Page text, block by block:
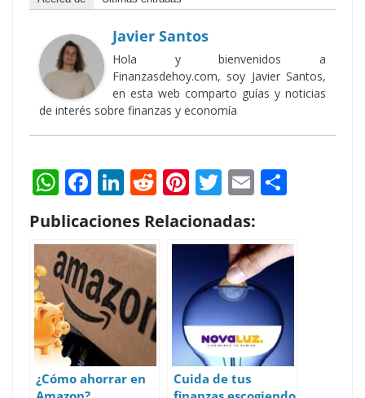
Javier Santos
Hola y bienvenidos a
Finanzasdehoy.com, soy Javier Santos,
en esta web comparto guías y noticias
de interés sobre finanzas y economía
W
h
at
s
A
p
p
F
ac
e
b
o
o
k
Li
k
e
dI
n
R
e
d
di
Pi
nt
er
e
st
T
w
itt
er
E
ai
l e
Publicaciones Relacionadas:
¿Cómo ahorrar en
Cuida de tus